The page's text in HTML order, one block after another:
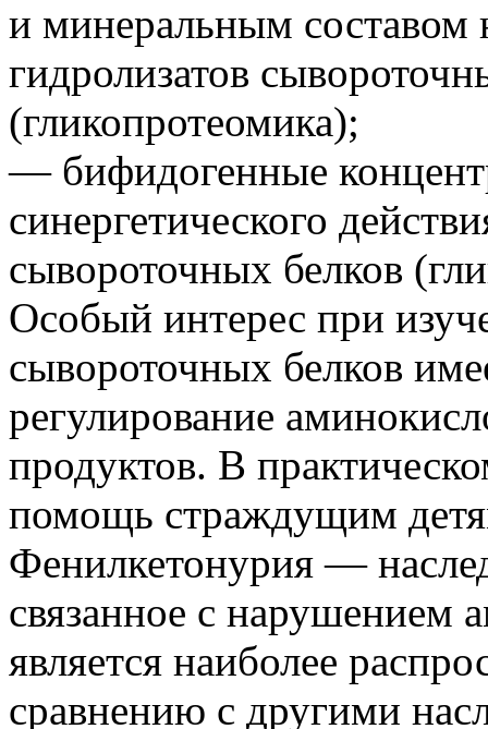
и минеральным составом
гидролизатов
(гликопротеомика);
— бифидогенные
синергетического
сывороточных белков
Особый интерес при
сывороточных белков
регулирование
продуктов. В
помощь страждущим
Фенилкетонурия —
связанное с нарушением
является наиболее
сравнению с другими